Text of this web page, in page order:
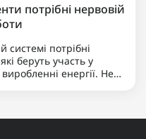
потрібні нервовій
системі потрібні
беруть участь у
енергії. Не